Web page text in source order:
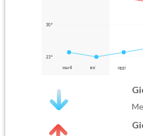
30°
23°
mar 4 ieri oggi